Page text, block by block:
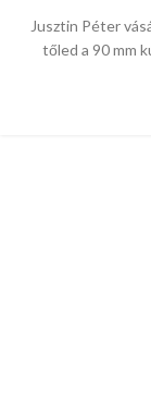
Jusztin Péter
tőled a 90 mm